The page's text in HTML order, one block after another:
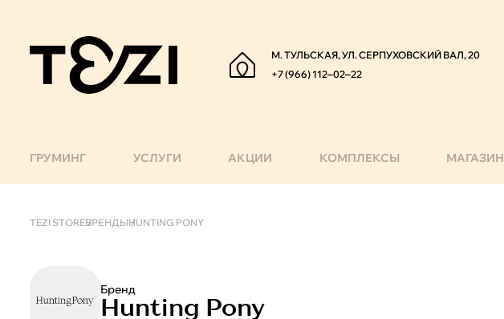
М. ТУЛЬСКАЯ, УЛ. СЕРПУХОВСКИЙ ВАЛ, 20
+7 (966) 112‒02‒22
ГРУМИНГ УСЛУГИ АКЦИИ КОМПЛЕКСЫ МАГАЗИН
TEZI STOREБРЕНДЫHUNTING PONY
Бренд
Hunting Pony